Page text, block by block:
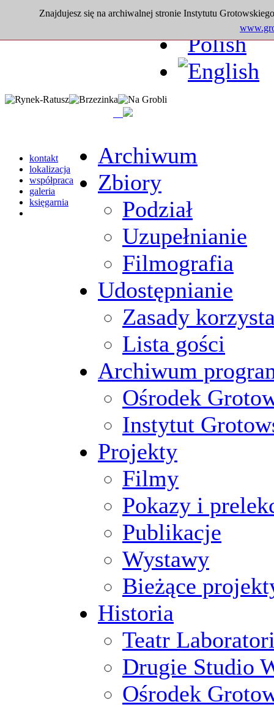
Znajdujesz się na archiwalnej stronie Instytutu
kontakt
lokalizacja
współpraca
galeria
księgarnia
Archiwum
Zbiory
Podział
Uzupełnianie
Filmografia
Udostępnianie
Zasady
Lista gości
Archiwum
Ośrodek
Instytut
Projekty
Filmy
Pokazy i
Publikacje
Wystawy
Bieżące
Historia
Teatr
Drugie Studio
Ośrodek